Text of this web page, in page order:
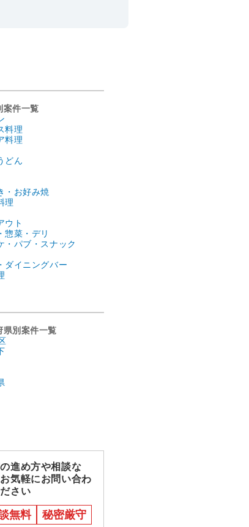
案件一覧
料理
料理
どん
・お好み焼
理
ウト
惣菜・デリ
・パブ・スナック
ダイニングバー
県別案件一覧
進め方や相談な
気軽にお問い合わ
さい
無料 秘密厳守